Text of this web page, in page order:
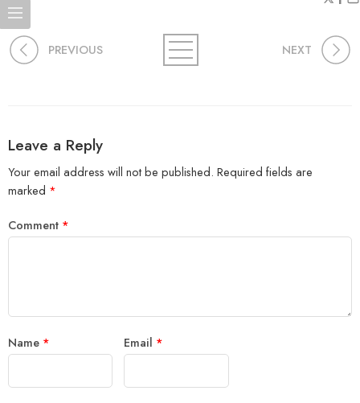
PREVIOUS NEXT
Leave a Reply
Your email address will not be published. Required fields are
marked *
Comment *
Name * Email *